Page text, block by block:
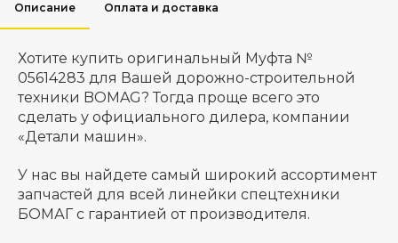
Описание Оплата и доставка
Хотите купить оригинальный Муфта №
05614283 для Вашей дорожно-строительной
техники BOMAG? Тогда проще всего это
сделать у официального дилера, компании
«Детали машин».
У нас вы найдете самый широкий ассортимент
запчастей для всей линейки спецтехники
БОМАГ с гарантией от производителя.